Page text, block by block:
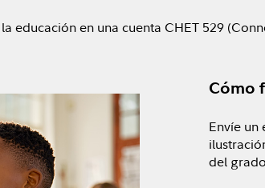
educación en una cuenta CHET 529
Cómo
Envíe
del